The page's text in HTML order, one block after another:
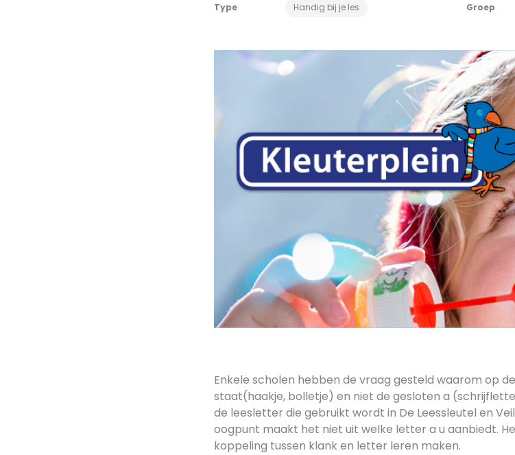
Type Handig bij je les Groep
Enkele scholen hebben de vraag gesteld waarom op
staat(haakje, bolletje) en niet de gesloten a
de leesletter die gebruikt wordt in De Leessleutel en
oogpunt maakt het niet uit welke letter a u aanbiedt.
koppeling tussen klank en letter leren maken.